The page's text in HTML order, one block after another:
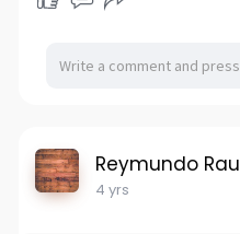
Reymundo Rau
4 yrs